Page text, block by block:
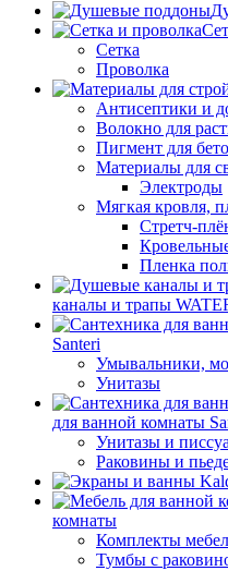
Сетка
Проволка
Антисептики и
Волокно для
Пигмент для
Материалы для
Электроды
Мягкая кровля,
Стретч-
Пленка
каналы и трапы
Santeri
Умывальники,
Унитазы
для ванной комнаты
Унитазы и
Раковины и
комнаты
Комплекты
Тумбы с